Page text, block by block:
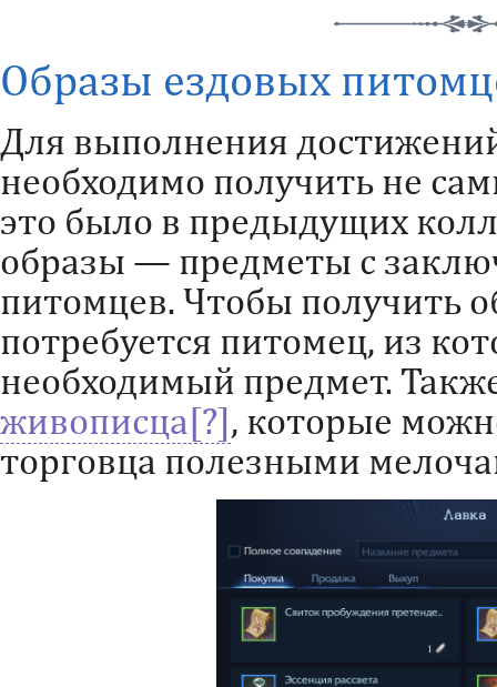
Образы ездовых
Для выполнения
необходимо получить не
это было в предыдущих
образы — предметы с
питомцев. Чтобы получить
потребуется питомец, из
необходимый предмет.
живописца
, которые
торговца полезными